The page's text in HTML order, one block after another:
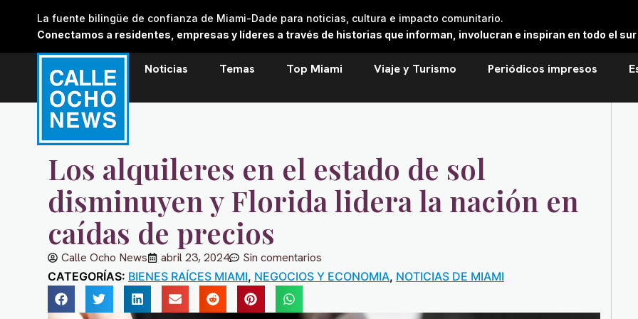
La fuente bilingüe de confianza de Miami-Dade para noticias, cultura e impacto comunitario.
Conectamos a residentes, empresas y líderes a través de historias que informan, involucran e inspiran en todo el sur
Noticias Temas Top Miami Viaje y Turismo Periódicos impresos
Los alquileres en el estado de sol
disminuyen y Florida lidera la nación en
caídas de precios
Calle Ocho News abril 23, 2024 Sin comentarios
CATEGORÍAS: BIENES RAÍCES MIAMI, NEGOCIOS Y ECONOMIA, NOTICIAS DE MIAMI